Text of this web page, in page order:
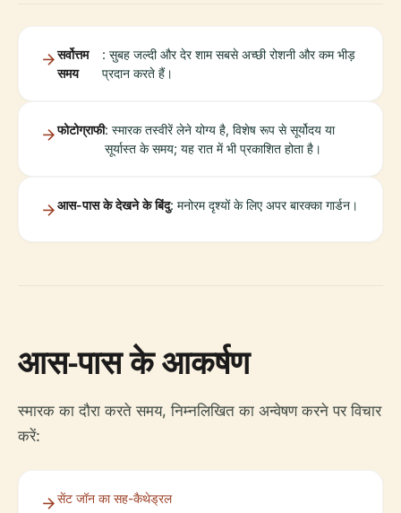
सर्वोत्तम
समय
: सुबह जल्दी और देर शाम सबसे अच्छी रोशनी और कम भीड़
प्रदान करते हैं।
फोटोग्राफी: स्मारक तस्वीरें लेने योग्य है, विशेष रूप से सूर्योदय या
सूर्यास्त के समय; यह रात में भी प्रकाशित होता है।
आस-पास के देखने के बिंदु: मनोरम दृश्यों के लिए अपर बारक्का गार्डन।
आस-पास के आकर्षण
स्मारक का दौरा करते समय, निम्नलिखित का अन्वेषण करने पर विचार
करें:
सेंट जॉन का सह-कैथेड्रल